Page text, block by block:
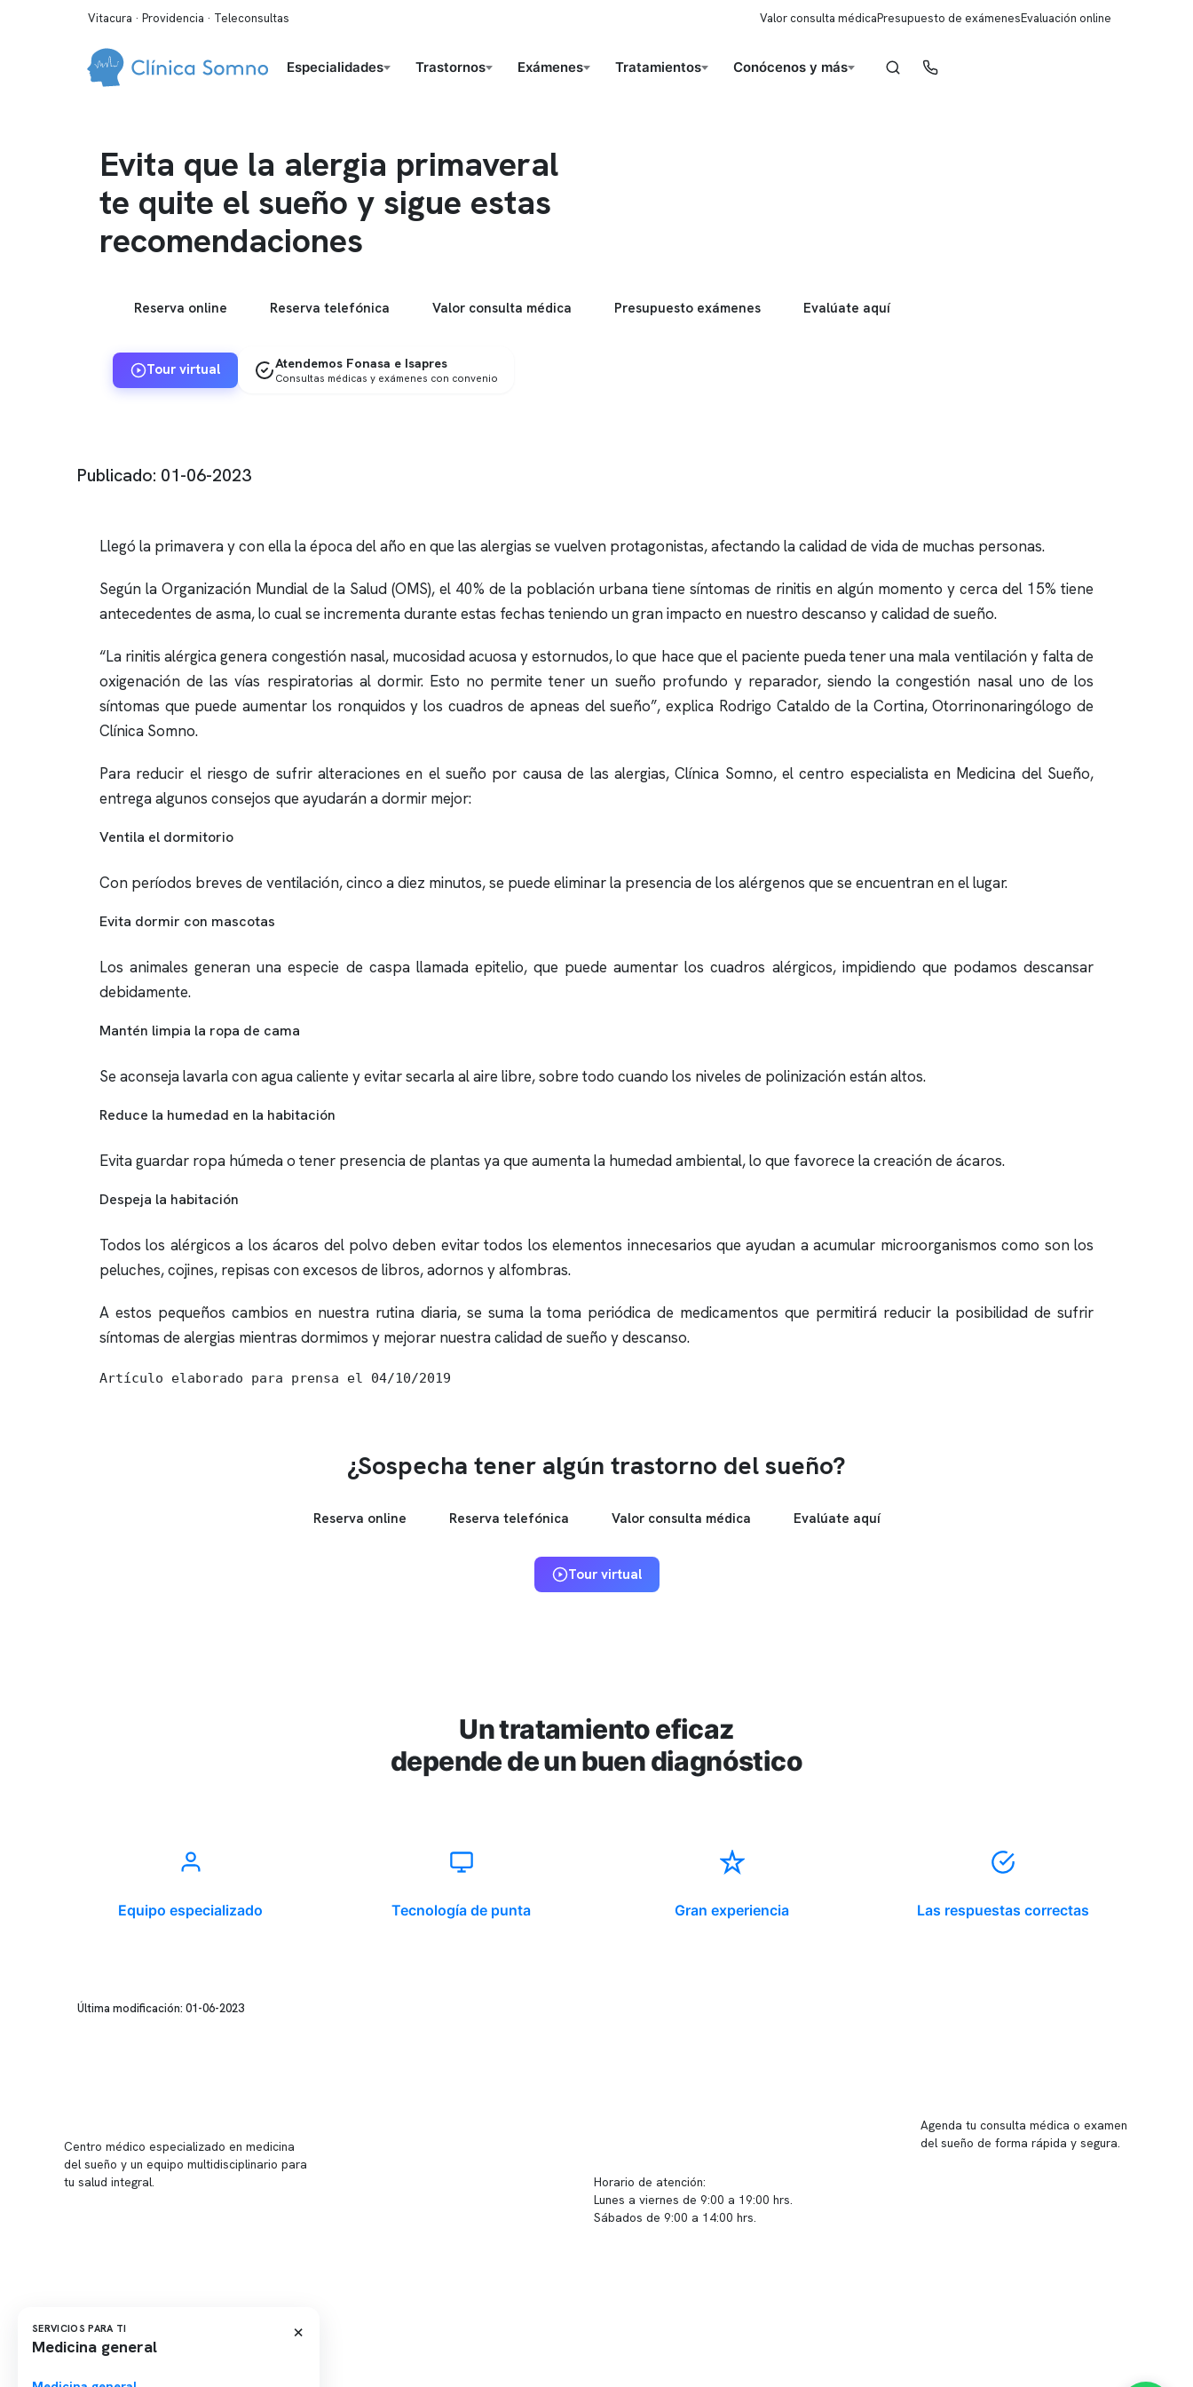
Vitacura · Providencia · Teleconsultas Valor consulta médicaPresupuesto de exámenesEvaluación online
Especialidades Trastornos Exámenes Tratamientos Conócenos y más
Evita que la alergia primaveral
te quite el sueño y sigue estas
recomendaciones
Reserva online Reserva telefónica Valor consulta médica Presupuesto exámenes Evalúate aquí
Tour virtual Atendemos Fonasa e Isapres
Consultas médicas y exámenes con convenio
Publicado: 01-06-2023
Llegó la primavera y con ella la época del año en que las alergias se vuelven protagonistas, afectando la calidad de vida de muchas personas.
Según la Organización Mundial de la Salud (OMS), el 40% de la población urbana tiene síntomas de rinitis en algún momento y cerca del 15% tiene
antecedentes de asma, lo cual se incrementa durante estas fechas teniendo un gran impacto en nuestro descanso y calidad de sueño.
“La rinitis alérgica genera congestión nasal, mucosidad acuosa y estornudos, lo que hace que el paciente pueda tener una mala ventilación y falta de
oxigenación de las vías respiratorias al dormir. Esto no permite tener un sueño profundo y reparador, siendo la congestión nasal uno de los
síntomas que puede aumentar los ronquidos y los cuadros de apneas del sueño”, explica Rodrigo Cataldo de la Cortina, Otorrinonaringólogo de
Clínica Somno.
Para reducir el riesgo de sufrir alteraciones en el sueño por causa de las alergias,Clínica Somno, el centro especialista en Medicina del Sueño,
entrega algunos consejos que ayudarán a dormir mejor:
Ventila el dormitorio
Con períodos breves de ventilación, cinco a diez minutos, se puede eliminar la presencia de los alérgenos que se encuentran en el lugar.
Evita dormir con mascotas
Los animales generan una especie de caspa llamada epitelio, que puede aumentar los cuadros alérgicos, impidiendo que podamos descansar
debidamente.
Mantén limpia la ropa de cama
Se aconseja lavarla con agua caliente y evitar secarla al aire libre, sobre todo cuando los niveles de polinización están altos.
Reduce la humedad en la habitación
Evita guardar ropa húmeda o tener presencia de plantas ya que aumenta la humedad ambiental, lo que favorece la creación de ácaros.
Despeja la habitación
Todos los alérgicos a los ácaros del polvo deben evitar todos los elementos innecesarios que ayudan a acumular microorganismos como son los
peluches, cojines, repisas con excesos de libros, adornos y alfombras.
A estos pequeños cambios en nuestra rutina diaria, se suma la toma periódica de medicamentos que permitirá reducir la posibilidad de sufrir
síntomas de alergias mientras dormimos y mejorar nuestra calidad de sueño y descanso.
Artículo elaborado para prensa el 04/10/2019
¿Sospecha tener algún trastorno del sueño?
Reserva online Reserva telefónica Valor consulta médica Evalúate aquí
Tour virtual
Un tratamiento eficaz
depende de un buen diagnóstico
Equipo especializado Tecnología de punta Gran experiencia Las respuestas correctas
Última modificación: 01-06-2023
Centro médico especializado en medicina
del sueño y un equipo multidisciplinario para
tu salud integral.
Horario de atención:
Lunes a viernes de 9:00 a 19:00 hrs.
Sábados de 9:00 a 14:00 hrs.
Agenda tu consulta médica o examen
del sueño de forma rápida y segura.
SERVICIOS PARA TI
Medicina general
×